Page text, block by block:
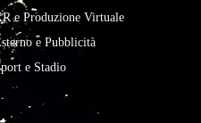
e Produzione Virtuale
e Pubblicità
e Stadio